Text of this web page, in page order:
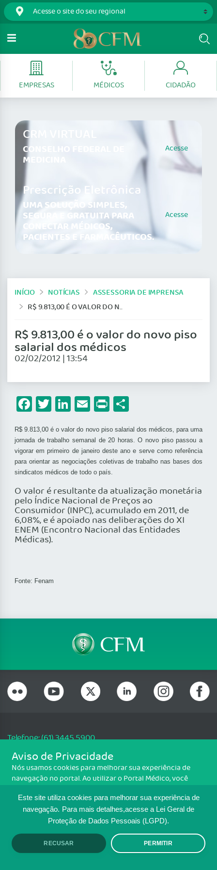
Este site utiliza cookies para melhorar sua experiência de
navegação. Para mais detalhes,acesse a Lei Geral de
Proteção de Dados Pessoais (LGPD).
RECUSAR PERMITIR
EMPRESAS MÉDICOS CIDADÃO
CRM VIRTUAL
CONSELHO FEDERAL DE
MEDICINA
Acesse
Prescrição Eletrônica
UMA SOLUÇÃO SIMPLES,
SEGURA E GRATUITA PARA
CONECTAR MÉDICOS,
PACIENTES E FARMACÊUTICOS.
Acesse
INÍCIO NOTÍCIAS
ASSESSORIA DE IMPRENSA
R$ 9.813,00 É O VALOR DO NOVO PISO SALARIAL DOS MÉDICOS
R$ 9.813,00 é o valor do novo piso
salarial dos médicos
02/02/2012 | 13:54
Facebook
Twitter
LinkedIn
Email
Print
R$ 9.813,00 é o valor do novo piso salarial dos médicos, para uma
jornada de trabalho semanal de 20 horas. O novo piso passou a
vigorar em primeiro de janeiro deste ano e serve como referência
para orientar as negociações coletivas de trabalho nas bases dos
sindicatos médicos de todo o país.
O valor é resultante da atualização monetária
pelo Índice Nacional de Preços ao
Consumidor (INPC), acumulado em 2011, de
6,08%, e é apoiado nas deliberações do XI
ENEM (Encontro Nacional das Entidades
Médicas).
Fonte: Fenam
Telefone: (61) 3445 5900
Email: cfm@portalmedico.org.br
SGAS 616, Conjunto D, Lote 115, L2 Sul, Brasília/DF - CEP: 70200-760 -
CNPJ: 33.583.550/0001-30
MAPA DO SITE
TRANSPARÊNCIA E PRESTAÇÃO DE
CONTAS
Aviso de Privacidade
Nós usamos cookies para melhorar sua experiência de
navegação no portal. Ao utilizar o Portal Médico, você
Para ter mais informações sobre como isso é feito, acesse
Política de cookies. Se você concorda, clique em ACEITO.
ACEITO